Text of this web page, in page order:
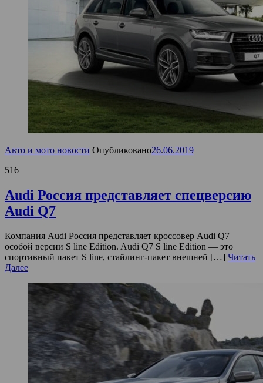
Авто и мото новости Опубликовано26.06.2019
516
Audi Россия представляет спецверсию
Audi Q7
Компания Audi Россия представляет кроссовер Audi Q7
особой версии S line Edition. Audi Q7 S line Edition — это
спортивный пакет S line, стайлинг-пакет внешней […] Читать
Далее